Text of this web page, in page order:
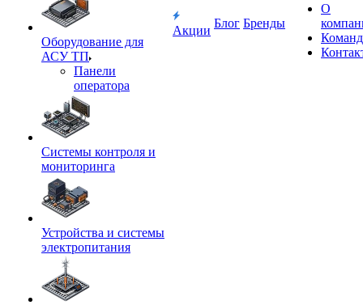
Оборудование для
АСУ ТП
Панели
оператора
Системы контроля и
мониторинга
Устройства и системы
электропитания
Акции
Блог Бренды
О